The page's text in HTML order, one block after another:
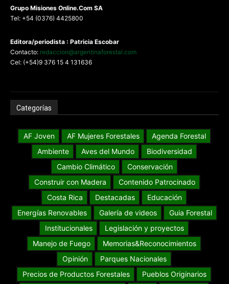
Grupo Misiones Online.Com SA
Tel: +54 (0376) 4425800
Editora/periodista : Patricia Escobar
Contacto: redaccion@argentinaforestal.com
Cel: (+54)9 376 15 4 131636
Categorías
AF Joven AF Mujeres Forestales
Agenda Forestal
Ambiente
Aves del Mundo
Biodiversidad
Cambio Climático
Conservación
Construir con Madera
Contenido Patrocinado
Costa Rica
Destacadas
Educación
Energías Renovables
Galería de videos
Guia Forestal
Institucionales
Legislación y proyectos
Manejo de Fuego
Memorias&Reconocimientos
Opinión
Parques Nacionales
Precios de Productos Forestales
Pueblos Originarios